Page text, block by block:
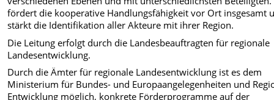
fördert die kooperative Handlungsfähigkeit vor Ort insgesamt
stärkt die Identifikation aller Akteure mit ihrer Region.
Die Leitung erfolgt durch die Landesbeauftragten für regionale
Landesentwicklung.
Durch die Ämter für regionale Landesentwicklung ist es dem
Ministerium für Bundes- und Europaangelegenheiten und
Entwicklung möglich, konkrete Förderprogramme auf der